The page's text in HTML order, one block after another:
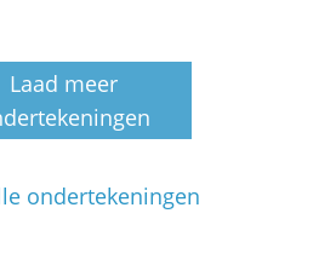
Laad meer
ondertekeningen